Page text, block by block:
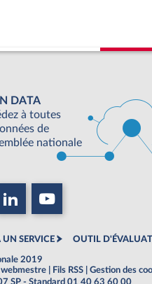
DATA
à toutes
de
nationale
SERVICE OUTIL
2019
Fils RSS
Gestion des
SP - Standard 01 40 63 60 00